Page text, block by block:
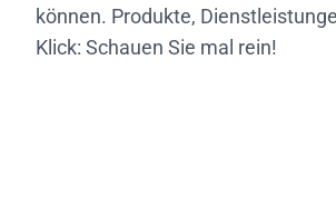
können. Produkte,
Klick: Schauen Sie mal rein!